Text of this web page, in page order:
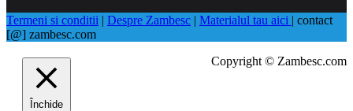
Termeni si conditii | Despre Zambesc | Materialul tau aici | contact
[@] zambesc.com
Copyright © Zambesc.com
Închide